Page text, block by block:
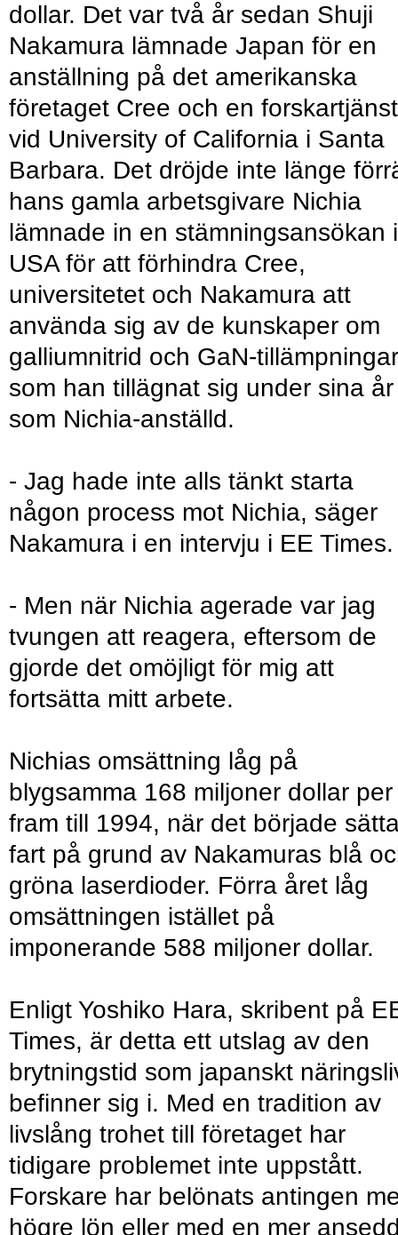
dollar. Det var två år sedan Shuji
Nakamura lämnade Japan för en
anställning på det amerikanska
företaget Cree och en forskartjänst
vid University of California i Santa
Barbara. Det dröjde inte länge
hans gamla arbetsgivare Nichia
lämnade in en stämningsansökan i
USA för att förhindra Cree,
universitetet och Nakamura att
använda sig av de kunskaper om
galliumnitrid och GaN-tillämpningar
som han tillägnat sig under sina år
som Nichia-anställd.
- Jag hade inte alls tänkt starta
någon process mot Nichia, säger
Nakamura i en intervju i EE Times.
- Men när Nichia agerade var jag
tvungen att reagera, eftersom de
gjorde det omöjligt för mig att
fortsätta mitt arbete.
Nichias omsättning låg på
blygsamma 168 miljoner dollar
fram till 1994, när det började
fart på grund av Nakamuras blå
gröna laserdioder. Förra året låg
omsättningen istället på
imponerande 588 miljoner dollar.
Enligt Yoshiko Hara, skribent på
Times, är detta ett utslag av den
brytningstid som japanskt
befinner sig i. Med en tradition av
livslång trohet till företaget har
tidigare problemet inte uppstått.
Forskare har belönats antingen
högre lön eller med en mer